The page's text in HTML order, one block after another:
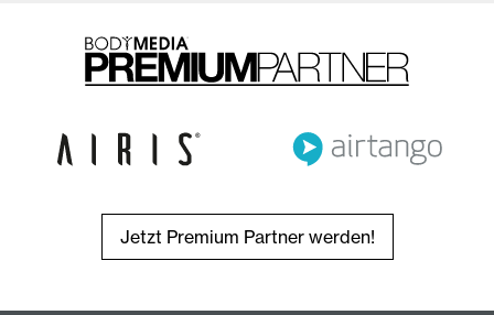
Jetzt Premium Partner werden!